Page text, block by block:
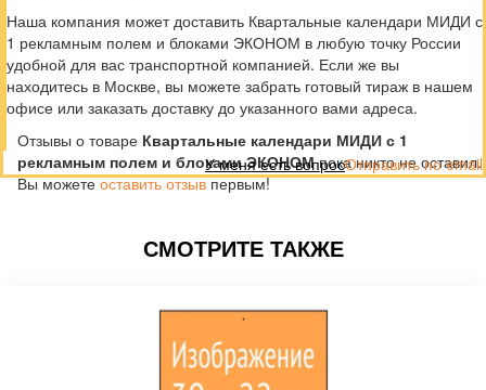
Наша компания может доставить Квартальные календари МИДИ с
1 рекламным полем и блоками ЭКОНОМ в любую точку России
удобной для вас транспортной компанией. Если же вы
находитесь в Москве, вы можете забрать готовый тираж в нашем
офисе или заказать доставку до указанного вами адреса.
Отзывы о товаре Квартальные календари МИДИ с 1
рекламным полем и блоками ЭКОНОМпока никто не оставил.
Вы можетеоставить отзывпервым!
Отправить по email
У меня есть вопрос
СМОТРИТЕ ТАКЖЕ